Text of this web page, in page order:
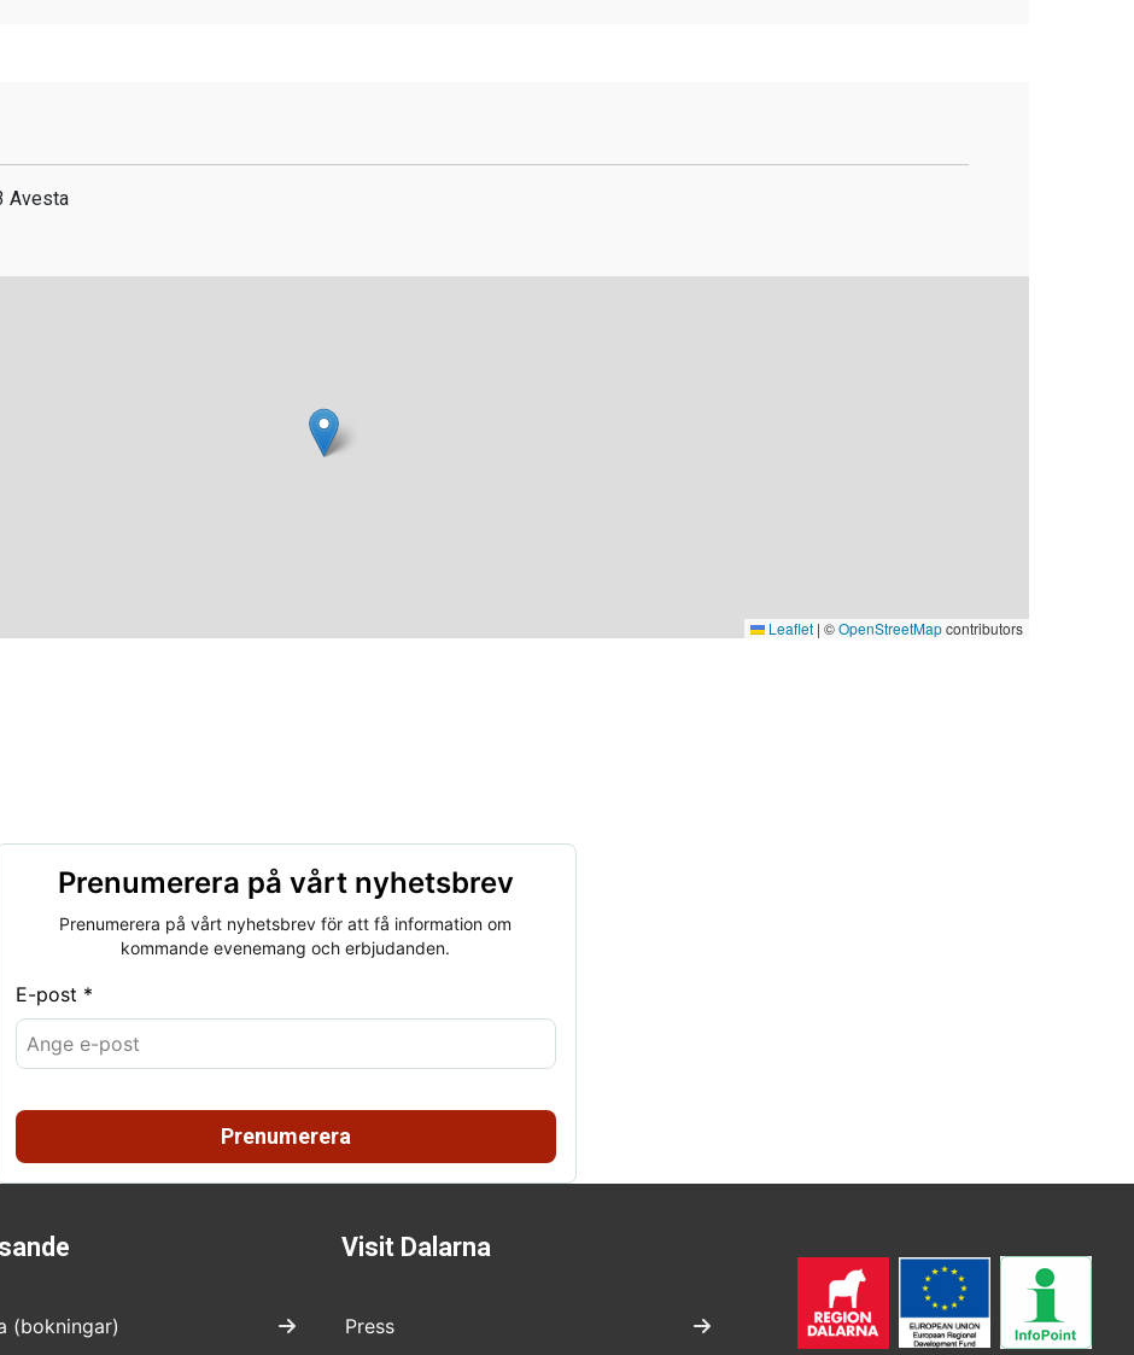
Avesta
Leaflet | ©OpenStreetMapcontributors
Prenumerera på vårt nyhetsbrev
Prenumerera på vårt nyhetsbrev för att få information om
kommande evenemang och erbjudanden.
E-post *
Prenumerera
(bokningar)
Visit Dalarna
Press